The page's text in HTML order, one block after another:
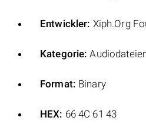
Entwickler: Xiph.Org
Kategorie:
Format: Binary
HEX: 66 4C 61 43